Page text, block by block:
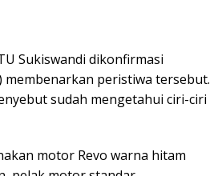
Sukiswandi dikonfirmasi
membenarkan peristiwa tersebut.
sudah mengetahui ciri-ciri
motor Revo warna hitam